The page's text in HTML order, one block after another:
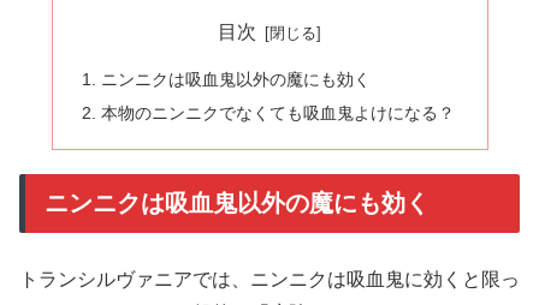
目次
ニンニクは吸血鬼以外の魔にも効く
本物のニンニクでなくても吸血鬼よけになる？
ニンニクは吸血鬼以外の魔にも効く
トランシルヴァニアでは、ニンニクは吸血鬼に効くと限っ